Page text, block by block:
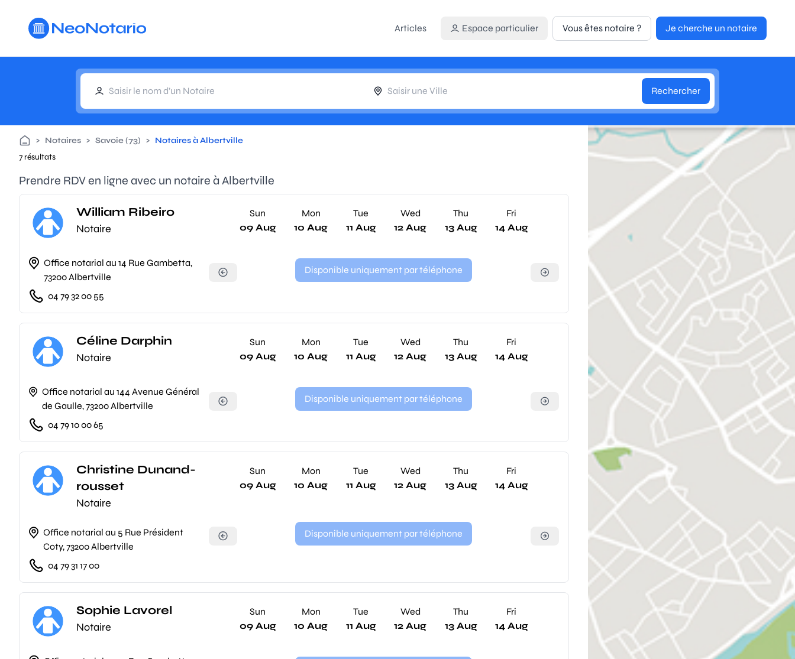
Articles
Espace particulier Vous êtes notaire ? Je cherche un notaire
Rechercher
> Notaires > Savoie (73) > Notaires à Albertville
7 résultats
Prendre RDV en ligne avec un notaire à Albertville
William Ribeiro
Notaire
Office notarial au 14 Rue Gambetta,
73200 Albertville
04 79 32 00 55
Sun
09 Aug
Mon
10 Aug
Tue
11 Aug
Wed
12 Aug
Thu
13 Aug
Fri
14 Aug
Disponible uniquement par téléphone
Céline Darphin
Notaire
Office notarial au 144 Avenue Général
de Gaulle, 73200 Albertville
04 79 10 00 65
Sun
09 Aug
Mon
10 Aug
Tue
11 Aug
Wed
12 Aug
Thu
13 Aug
Fri
14 Aug
Disponible uniquement par téléphone
Christine Dunand-
rousset
Notaire
Office notarial au 5 Rue Président
Coty, 73200 Albertville
04 79 31 17 00
Sun
09 Aug
Mon
10 Aug
Tue
11 Aug
Wed
12 Aug
Thu
13 Aug
Fri
14 Aug
Disponible uniquement par téléphone
Sophie Lavorel
Notaire
Sun
09 Aug
Mon
10 Aug
Tue
11 Aug
Wed
12 Aug
Thu
13 Aug
Fri
14 Aug